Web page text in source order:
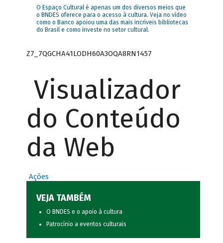
O Espaço Cultural é apenas um dos diversos meios que
o BNDES oferece para o acesso à cultura. Veja no vídeo
como o Banco apoiou uma das mais incríveis bibliotecas
do Brasil e como investe no setor cultural.
Z7_7QGCHA41LODH60A3OQA8RN1457
Visualizador
do Conteúdo
da Web
Ações
VEJA TAMBÉM
O BNDES e o apoio à cultura
Patrocínio a eventos culturais